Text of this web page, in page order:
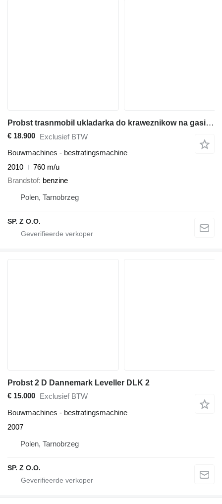
Probst trasnmobil ukladarka do kraweznikow na gasienicach,optimas
€ 18.900 Exclusief BTW
Bouwmachines - bestratingsmachine
2010
760 m/u
Brandstof benzine
Polen, Tarnobrzeg
SP. Z O.O.
Probst 2 D Dannemark Leveller DLK 2
€ 15.000 Exclusief BTW
Bouwmachines - bestratingsmachine
2007
Polen, Tarnobrzeg
SP. Z O.O.